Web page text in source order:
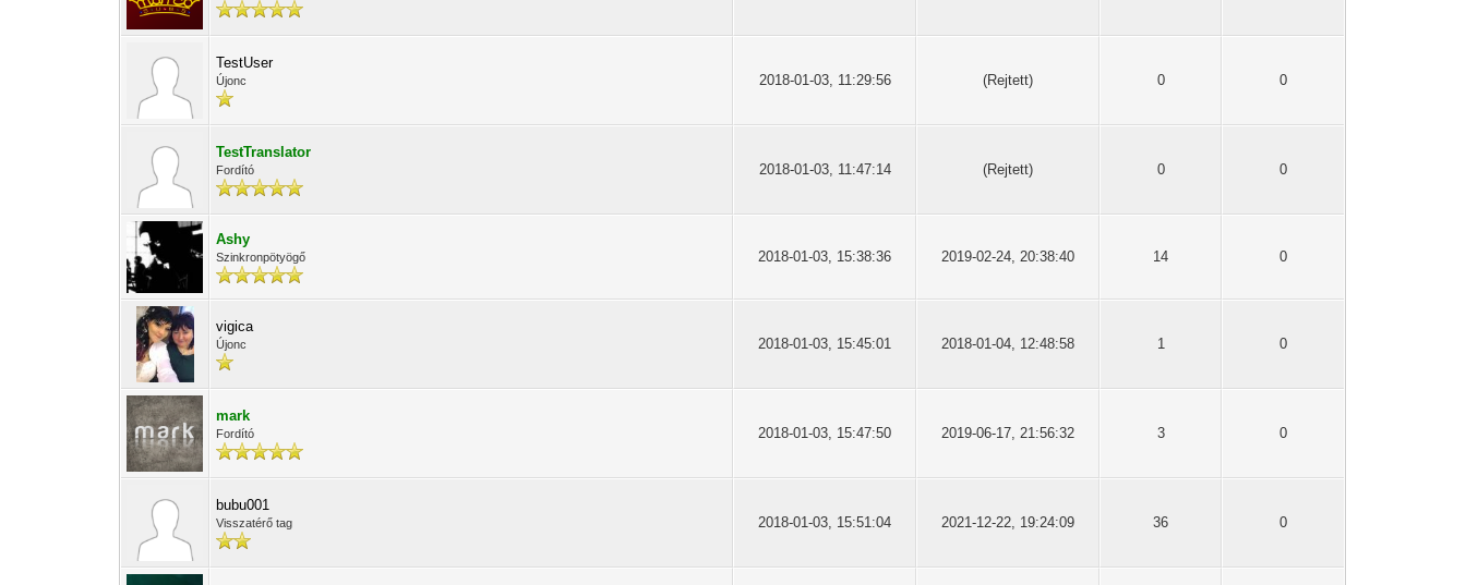
TestUser
Újonc 2018-01-03, 11:29:56 (Rejtett) 0 0
TestTranslator
Fordító 2018-01-03, 11:47:14 (Rejtett) 0 0
Ashy
Szinkronpötyögő 2018-01-03, 15:38:36 2019-02-24, 20:38:40 14 0
vigica
Újonc 2018-01-03, 15:45:01 2018-01-04, 12:48:58 1 0
mark
Fordító 2018-01-03, 15:47:50 2019-06-17, 21:56:32 3 0
bubu001
Visszatérő tag 2018-01-03, 15:51:04 2021-12-22, 19:24:09 36 0